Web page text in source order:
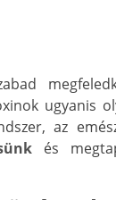
ugyanis
az
és